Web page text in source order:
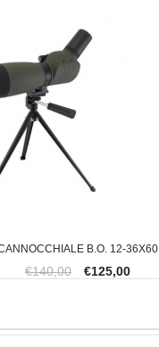
B.O. 12-36X60
€140,00 €125,00